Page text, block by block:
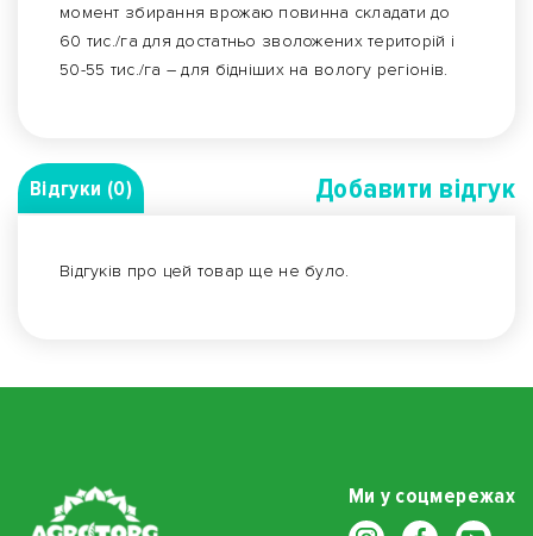
момент збирання врожаю повинна складати до
60 тис./га для достатньо зволожених територій і
50-55 тис./га – для бідніших на вологу регіонів.
Відгуки (0) Добавити вiдгук
Відгуків про цей товар ще не було.
Ми у соцмережах